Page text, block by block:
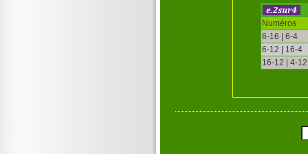
Numéros
6-16 | 6-4
6-12 | 16-4
16-12 | 4-12